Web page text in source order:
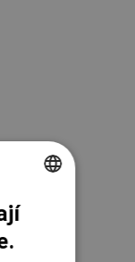
CZECH
ENGLISH